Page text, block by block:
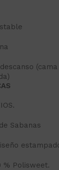
Sabanas
% Polisweet.